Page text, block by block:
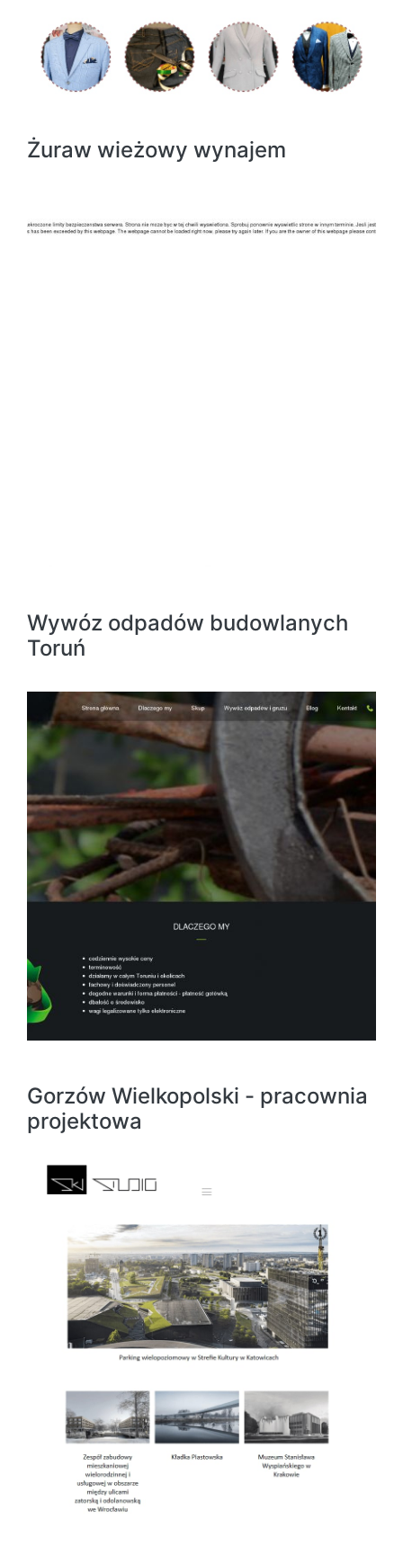
Żuraw wieżowy wynajem
Wywóz odpadów budowlanych
Toruń
Gorzów Wielkopolski - pracownia
projektowa